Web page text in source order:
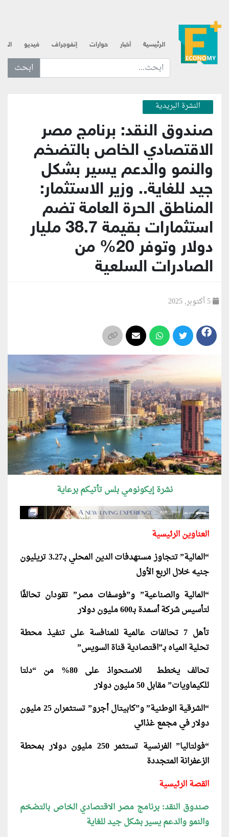
الرئيسية أخبار حوارات إنفوجراف فيديو
ابحث عن... :
النشرة البريدية
صندوق النقد: برنامج مصر
الاقتصادي الخاص بالتضخم
والنمو والدعم يسير بشكل
جيد للغاية.. وزير الاستثمار:
المناطق الحرة العامة تضم
استثمارات بقيمة 38.7 مليار
دولار وتوفر 20% من
الصادرات السلعية
نشرة إيكونومي بلس تأتيكم برعاية
العناوين الرئيسية
“المالية” تتجاوز مستهدفات الدين المحلي بـ3.27 تريليون
جنيه خلال الربع الأول
“المالية والصناعية” و”فوسفات مصر” تقودان تحالفًا
لتأسيس شركة أسمدة بـ600 مليون دولار
تأهل 7 تحالفات عالمية للمنافسة على تنفيذ محطة
تحلية المياه بـ”اقتصادية قناة السويس”
تحالف يخطط للاستحواذ على 80% من “دلتا
للكيماويات” مقابل 50 مليون دولار
“الشرقية الوطنية” و”كابيتال أجرو” تستثمران 25 مليون
دولار في مجمع غذائي
“فولتاليا” الفرنسية تستثمر 250 مليون دولار بمحطة
الزعفرانة المتجددة
القصة الرئيسية
صندوق النقد: برنامج مصر الاقتصادي الخاص بالتضخم
والنمو والدعم يسير بشكل جيد للغاية